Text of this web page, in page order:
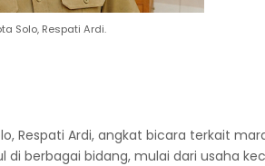
Solo, Respati Ardi.
Respati Ardi, angkat bicara terkait
berbagai bidang, mulai dari usaha